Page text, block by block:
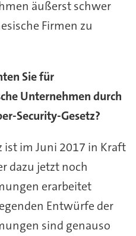
äußerst schwer
Firmen zu
Sie für
Unternehmen durch
Security-Gesetz?
ist im Juni 2017 in Kraft
dazu jetzt noch
erarbeitet
Entwürfe der
sind genauso